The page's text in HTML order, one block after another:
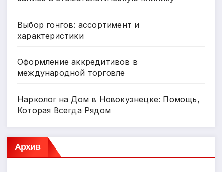
Выбор гонгов: ассортимент и
характеристики
Оформление аккредитивов в
международной торговле
Нарколог на Дом в Новокузнецке: Помощь,
Которая Всегда Рядом
Архив